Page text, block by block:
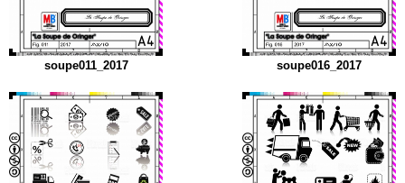
soupe011_2017 soupe016_2017